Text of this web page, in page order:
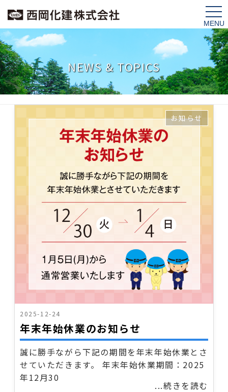
NEWS & TOPICS
2025-12-24
年末年始休業のお知らせ
お知らせ
誠に勝手ながら下記の期間を年末年始休業とさ
せていただきます。 年末年始休業期間：2025
年12月30
...続きを読む